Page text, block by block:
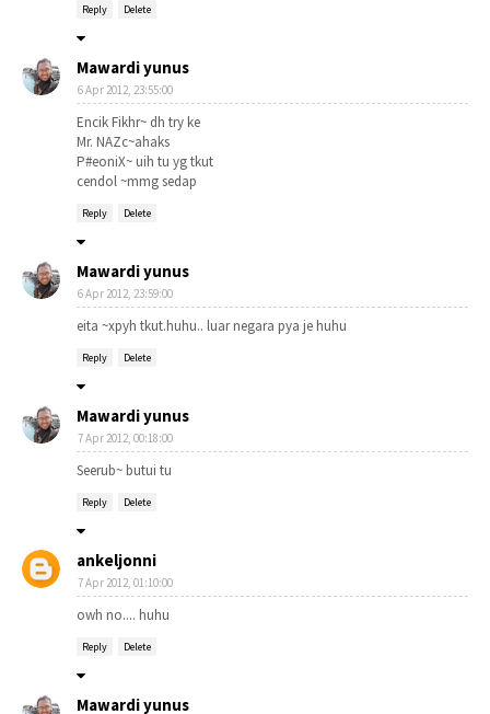
Reply Delete
Mawardi yunus
6 Apr 2012, 23:55:00
Encik Fikhr~ dh try ke
Mr. NAZc~ahaks
P#eoniX~ uih tu yg tkut
cendol ~mmg sedap
Reply Delete
Mawardi yunus
6 Apr 2012, 23:59:00
eita ~xpyh tkut.huhu.. luar negara pya je huhu
Reply Delete
Mawardi yunus
7 Apr 2012, 00:18:00
Seerub~ butui tu
Reply Delete
ankeljonni
7 Apr 2012, 01:10:00
owh no.... huhu
Reply Delete
Mawardi yunus